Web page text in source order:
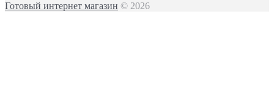
Готовый интернет магазин © 2026